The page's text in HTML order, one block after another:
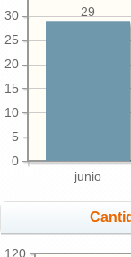
junio
0
5
10
15
20
25
30 29
120